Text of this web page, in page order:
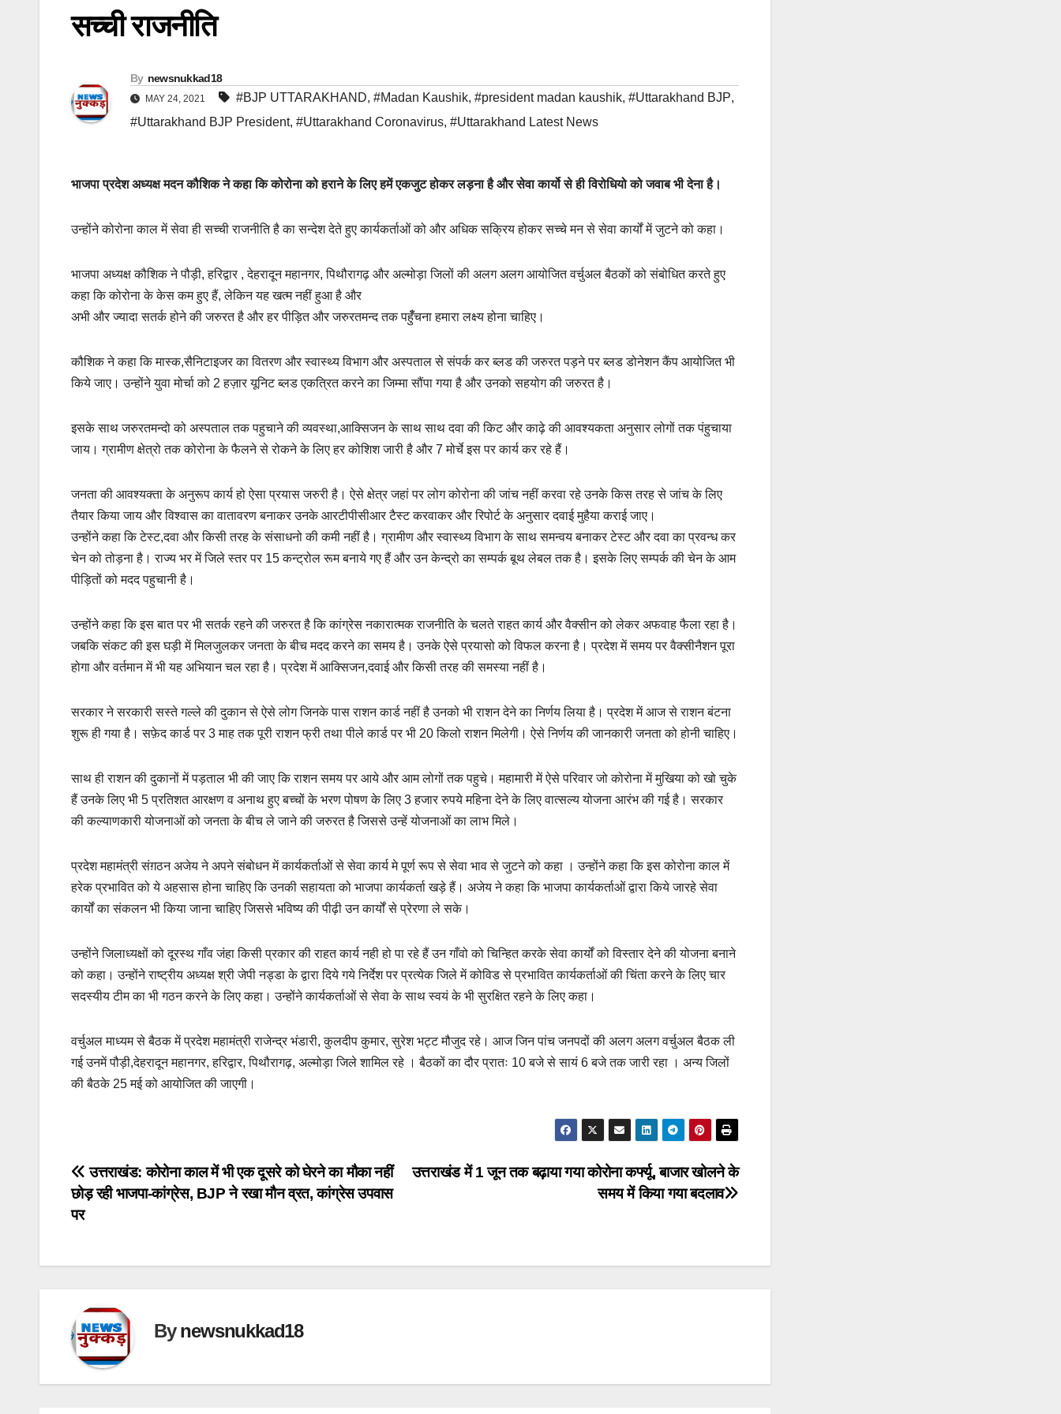
सच्ची राजनीति
By newsnukkad18
MAY 24, 2021 #BJP UTTARAKHAND, #Madan Kaushik, #president madan kaushik, #Uttarakhand BJP,
#Uttarakhand BJP President, #Uttarakhand Coronavirus, #Uttarakhand Latest News
भाजपा प्रदेश अध्यक्ष मदन कौशिक ने कहा कि कोरोना को हराने के लिए हमें एकजुट होकर लड़ना है और सेवा कार्यो से ही विरोधियो को जवाब भी देना है।
उन्होंने कोरोना काल में सेवा ही सच्ची राजनीति है का सन्देश देते हुए कार्यकर्ताओं को और अधिक सक्रिय होकर सच्चे मन से सेवा कार्यों में जुटने को कहा।
भाजपा अध्यक्ष कौशिक ने पौड़ी, हरिद्वार , देहरादून महानगर, पिथौरागढ़ और अल्मोड़ा जिलों की अलग अलग आयोजित वर्चुअल बैठकों को संबोधित करते हुए
कहा कि कोरोना के केस कम हुए हैं, लेकिन यह खत्म नहीं हुआ है और
अभी और ज्यादा सतर्क होने की जरुरत है और हर पीड़ित और जरुरतमन्द तक पहुँँचना हमारा लक्ष्य होना चाहिए।
कौशिक ने कहा कि मास्क,सैनिटाइजर का वितरण और स्वास्थ्य विभाग और अस्पताल से संपर्क कर ब्लड की जरुरत पड़ने पर ब्लड डोनेशन कैंप आयोजित भी
किये जाए। उन्होंने युवा मोर्चा को 2 हज़ार यूनिट ब्लड एकत्रित करने का जिम्मा सौंपा गया है और उनको सहयोग की जरुरत है।
इसके साथ जरुरतमन्दो को अस्पताल तक पहुचाने की व्यवस्था,आक्सिजन के साथ साथ दवा की किट और काढ़े की आवश्यकता अनुसार लोगों तक पंहुचाया
जाय। ग्रामीण क्षेत्रो तक कोरोना के फैलने से रोकने के लिए हर कोशिश जारी है और 7 मोर्चे इस पर कार्य कर रहे हैं।
जनता की आवश्यक्ता के अनुरूप कार्य हो ऐसा प्रयास जरुरी है। ऐसे क्षेत्र जहां पर लोग कोरोना की जांच नहीं करवा रहे उनके किस तरह से जांच के लिए
तैयार किया जाय और विश्वास का वातावरण बनाकर उनके आरटीपीसीआर टैस्ट करवाकर और रिपोर्ट के अनुसार दवाई मुहैया कराई जाए।
उन्होंने कहा कि टेस्ट,दवा और किसी तरह के संसाधनो की कमी नहीं है। ग्रामीण और स्वास्थ्य विभाग के साथ समन्वय बनाकर टेस्ट और दवा का प्रवन्ध कर
चेन को तोड़ना है। राज्य भर में जिले स्तर पर 15 कन्ट्रोल रूम बनाये गए हैं और उन केन्द्रो का सम्पर्क बूथ लेबल तक है। इसके लिए सम्पर्क की चेन के आम
पीड़ितों को मदद पहुचानी है।
उन्होंने कहा कि इस बात पर भी सतर्क रहने की जरुरत है कि कांग्रेस नकारात्मक राजनीति के चलते राहत कार्य और वैक्सीन को लेकर अफवाह फैला रहा है।
जबकि संकट की इस घड़ी में मिलजुलकर जनता के बीच मदद करने का समय है। उनके ऐसे प्रयासो को विफल करना है। प्रदेश में समय पर वैक्सीनैशन पूरा
होगा और वर्तमान में भी यह अभियान चल रहा है। प्रदेश में आक्सिजन,दवाई और किसी तरह की समस्या नहीं है।
सरकार ने सरकारी सस्ते गल्ले की दुकान से ऐसे लोग जिनके पास राशन कार्ड नहीं है उनको भी राशन देने का निर्णय लिया है। प्रदेश में आज से राशन बंटना
शुरू ही गया है। सफ़ेद कार्ड पर 3 माह तक पूरी राशन फ्री तथा पीले कार्ड पर भी 20 किलो राशन मिलेगी। ऐसे निर्णय की जानकारी जनता को होनी चाहिए।
साथ ही राशन की दुकानों में पड़ताल भी की जाए कि राशन समय पर आये और आम लोगों तक पहुचे। महामारी में ऐसे परिवार जो कोरोना में मुखिया को खो चुके
हैं उनके लिए भी 5 प्रतिशत आरक्षण व अनाथ हुए बच्चों के भरण पोषण के लिए 3 हजार रुपये महिना देने के लिए वात्सल्य योजना आरंभ की गई है। सरकार
की कल्याणकारी योजनाओं को जनता के बीच ले जाने की जरुरत है जिससे उन्हें योजनाओं का लाभ मिले।
प्रदेश महामंत्री संग़ठन अजेय ने अपने संबोधन में कार्यकर्ताओं से सेवा कार्य मे पूर्ण रूप से सेवा भाव से जुटने को कहा । उन्होंने कहा कि इस कोरोना काल में
हरेक प्रभावित को ये अहसास होना चाहिए कि उनकी सहायता को भाजपा कार्यकर्ता खड़े हैं। अजेय ने कहा कि भाजपा कार्यकर्ताओं द्वारा किये जारहे सेवा
कार्यों का संकलन भी किया जाना चाहिए जिससे भविष्य की पीढ़ी उन कार्यों से प्रेरणा ले सके।
उन्होंने जिलाध्यक्षों को दूरस्थ गाँव जंहा किसी प्रकार की राहत कार्य नही हो पा रहे हैं उन गाँवो को चिन्हित करके सेवा कार्यों को विस्तार देने की योजना बनाने
को कहा। उन्होंने राष्ट्रीय अध्यक्ष श्री जेपी नड्डा के द्वारा दिये गये निर्देश पर प्रत्येक जिले में कोविड से प्रभावित कार्यकर्ताओं की चिंता करने के लिए चार
सदस्यीय टीम का भी गठन करने के लिए कहा। उन्होंने कार्यकर्ताओं से सेवा के साथ स्वयं के भी सुरक्षित रहने के लिए कहा।
वर्चुअल माध्यम से बैठक में प्रदेश महामंत्री राजेन्द्र भंडारी, कुलदीप कुमार, सुरेश भट्ट मौजुद रहे। आज जिन पांच जनपदों की अलग अलग वर्चुअल बैठक ली
गई उनमें पौड़ी,देहरादून महानगर, हरिद्वार, पिथौरागढ़, अल्मोड़ा जिले शामिल रहे । बैठकों का दौर प्रातः 10 बजे से सायं 6 बजे तक जारी रहा । अन्य जिलों
की बैठके 25 मई को आयोजित की जाएगी।
Post
navigation
उत्तराखंड में 1 जून तक बढ़ाया गया कोरोना कर्फ्यू, बाजार खोलने के
समय में किया गया बदलाव
उत्तराखंड: कोरोना काल में भी एक दूसरे को घेरने का मौका नहीं
छोड़ रही भाजपा-कांग्रेस, BJP ने रखा मौन व्रत, कांग्रेस उपवास
पर
Bynewsnukkad18